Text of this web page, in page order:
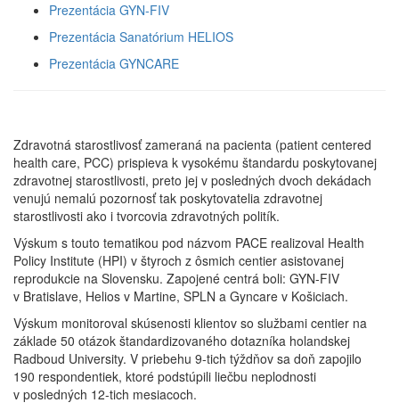
Prezentácia GYN-FIV
Prezentácia Sanatórium HELIOS
Prezentácia GYNCARE
Zdravotná starostlivosť zameraná na pacienta (patient centered
health care, PCC) prispieva k vysokému štandardu poskytovanej
zdravotnej starostlivosti, preto jej v posledných dvoch dekádach
venujú nemalú pozornosť tak poskytovatelia zdravotnej
starostlivosti ako i tvorcovia zdravotných politík.
Výskum s touto tematikou pod názvom PACE realizoval Health
Policy Institute (HPI) v štyroch z ôsmich centier asistovanej
reprodukcie na Slovensku. Zapojené centrá boli: GYN-FIV
v Bratislave, Helios v Martine, SPLN a Gyncare v Košiciach.
Výskum monitoroval skúsenosti klientov so službami centier na
základe 50 otázok štandardizovaného dotazníka holandskej
Radboud University. V priebehu 9-tich týždňov sa doň zapojilo
190 respondentiek, ktoré podstúpili liečbu neplodnosti
v posledných 12-tich mesiacoch.